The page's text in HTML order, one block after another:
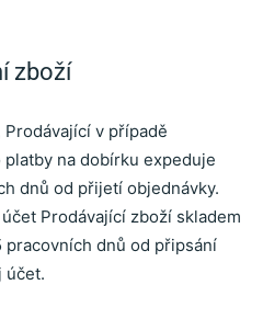
zboží
v případě
na dobírku expeduje
dnů od přijetí objednávky.
Prodávající zboží skladem
dnů od připsání
účet.